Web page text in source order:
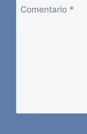
Comentario *